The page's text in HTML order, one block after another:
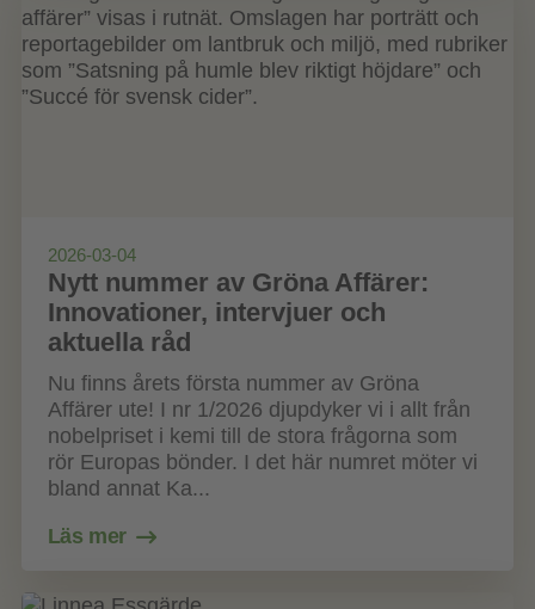
2026-03-04
Nytt nummer av Gröna Affärer:
Innovationer, intervjuer och
aktuella råd
Nu finns årets första nummer av Gröna
Affärer ute! I nr 1/2026 djupdyker vi i allt från
nobelpriset i kemi till de stora frågorna som
rör Europas bönder. I det här numret möter vi
bland annat Ka...
Läs mer